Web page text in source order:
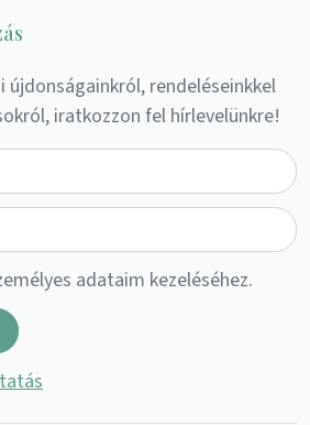
újdonságainkról, rendeléseinkkel
iratkozzon fel hírlevelünkre!
adataim kezeléséhez.